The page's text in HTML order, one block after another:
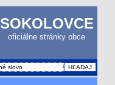
SOKOLOVCE
oficiálne stránky obce